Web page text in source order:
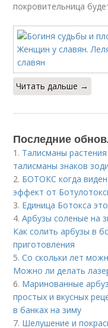
покровительница
Читать дальше →
Последние
1. Талисманы
талисманы знаков
2. БОТОКС когда виден
эффект от
3. Единица Ботокса
4.Арбузы соленые на
Как солить арбузы в
приготовления
5.Со скольки лет
Можно ли делать
6. Маринованные
простых и вкусных
в банках на зиму
7. Шелушение и